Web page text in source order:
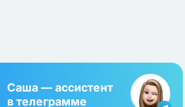
Саша — ассистент
в телеграмме